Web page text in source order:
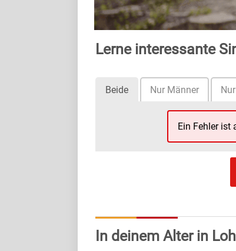
Lerne interessante
Beide Nur Männer
Ein Fehler ist
In deinem Alter in